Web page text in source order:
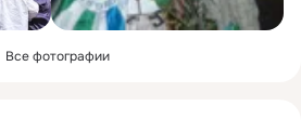
Все фотографии